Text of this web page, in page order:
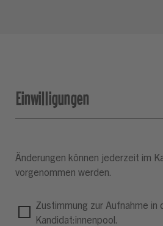
Einwilligungen
Änderungen können jederzeit im
vorgenommen werden.
Zustimmung zur Aufnahme in
Kandidat:innenpool.